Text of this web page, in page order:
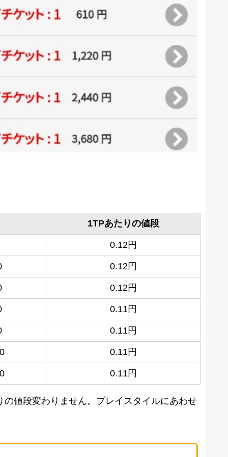
1TPあたりの値段
0.12円
0.12円
0.12円
0.11円
0.11円
0.11円
0.11円
値段変わりません。プレイスタイルにあわせ